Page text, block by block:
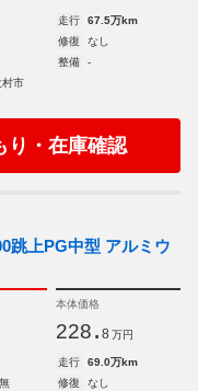
走行
67.5万km
修復
なし
整備
-
市
り・在庫確認
跳上PG中型 アルミウ
本体価格
228. 8 万円
走行
69.0万km
修復
なし